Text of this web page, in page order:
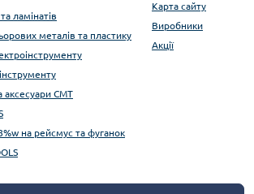
ламінатів
металів та пластику
аксесуари CMT
на рейсмус та фуганок
Карта сайту
Виробники
Акції